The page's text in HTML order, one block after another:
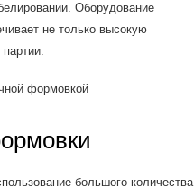
Оборудование
не только высокую
большого количества